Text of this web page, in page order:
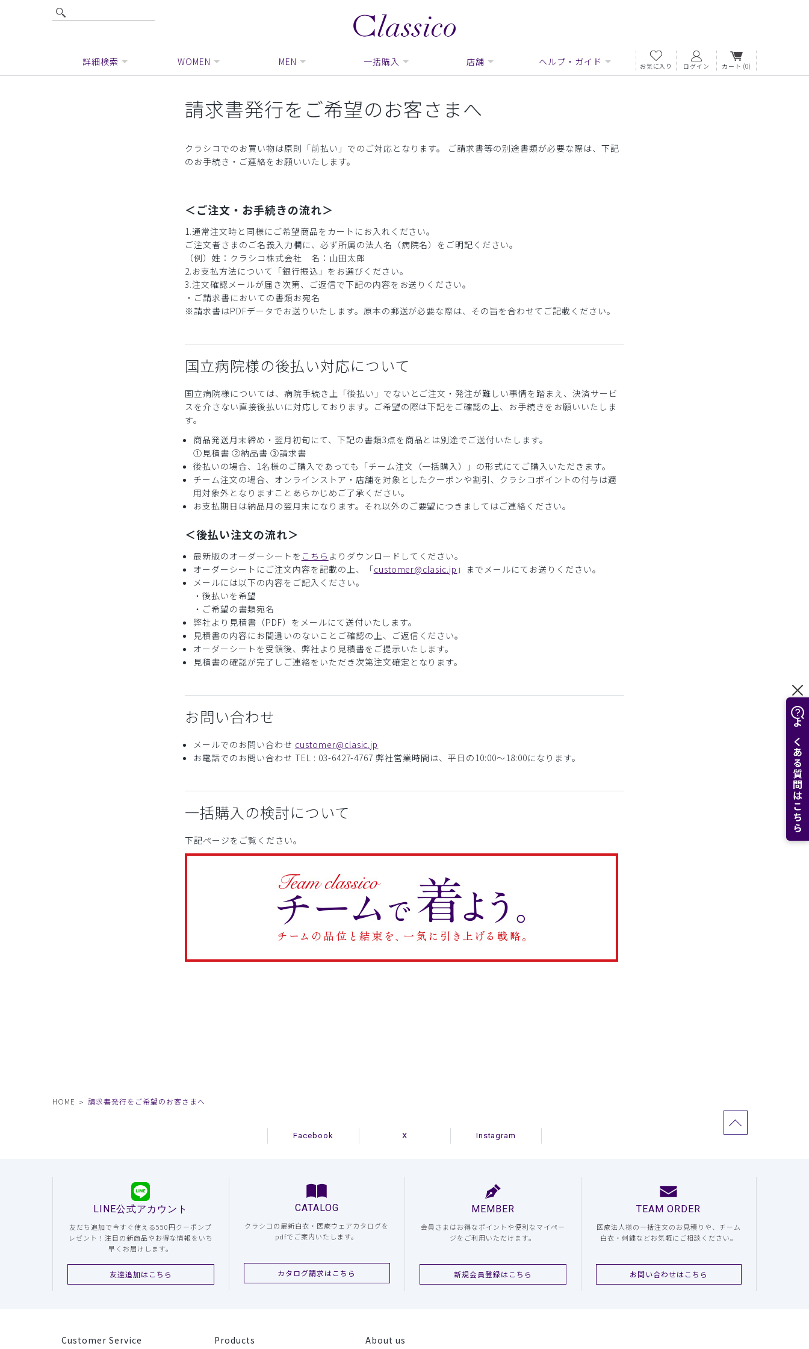
よくある質問はこちら
詳細検索 WOMEN MEN 一括購入 店舗 ヘルプ・ガイド お気に入り ログイン カート (0)
請求書発行をご希望のお客さまへ
クラシコでのお買い物は原則「前払い」でのご対応となります。 ご請求書等の別途書類が必要な際は、下記
のお手続き・ご連絡をお願いいたします。
＜ご注文・お手続きの流れ＞
1.通常注文時と同様にご希望商品をカートにお入れください。
ご注文者さまのご名義入力欄に、必ず所属の法人名（病院名）をご明記ください。
（例）姓：クラシコ株式会社 名：山田太郎
2.お支払方法について「銀行振込」をお選びください。
3.注文確認メールが届き次第、ご返信で下記の内容をお送りください。
・ご請求書においての書類お宛名
※請求書はPDFデータでお送りいたします。原本の郵送が必要な際は、その旨を合わせてご記載ください。
国立病院様の後払い対応について
国立病院様については、病院手続き上「後払い」でないとご注文・発注が難しい事情を踏まえ、決済サービ
スを介さない直接後払いに対応しております。ご希望の際は下記をご確認の上、お手続きをお願いいたしま
す。
商品発送月末締め・翌月初旬にて、下記の書類3点を商品とは別途でご送付いたします。
①見積書 ②納品書 ③請求書
後払いの場合、1名様のご購入であっても「チーム注文（一括購入）」の形式にてご購入いただきます。
チーム注文の場合、オンラインストア・店舗を対象としたクーポンや割引、クラシコポイントの付与は適
用対象外となりますことあらかじめご了承ください。
お支払期日は納品月の翌月末になります。それ以外のご要望につきましてはご連絡ください。
＜後払い注文の流れ＞
最新版のオーダーシートを こちら よりダウンロードしてください。
オーダーシートにご注文内容を記載の上、「customer@clasic.jp 」までメールにてお送りください。
メールには以下の内容をご記入ください。
・後払いを希望
・ご希望の書類宛名
弊社より見積書（PDF）をメールにて送付いたします。
見積書の内容にお間違いのないことご確認の上、ご返信ください。
オーダーシートを受領後、弊社より見積書をご提示いたします。
見積書の確認が完了しご連絡をいただき次第注文確定となります。
お問い合わせ
メールでのお問い合わせ customer@clasic.jp
お電話でのお問い合わせ TEL : 03-6427-4767 弊社営業時間は、平日の10:00～18:00になります。
一括購入の検討について
下記ページをご覧ください。
HOME 請求書発行をご希望のお客さまへ
Facebook X Instagram
LINE公式アカウント
友だち追加で今すぐ使える550円クーポンプ
レゼント！注目の新商品やお得な情報をいち
早くお届けします。
友達追加はこちら
CATALOG
クラシコの最新白衣・医療ウェアカタログを
pdfでご案内いたします。
カタログ請求はこちら
MEMBER
会員さまはお得なポイントや便利なマイペー
ジをご利用いただけます。
新規会員登録はこちら
TEAM ORDER
医療法人様の一括注文のお見積りや、チーム
白衣・刺繍などお気軽にご相談ください。
お問い合わせはこちら
Customer Service Products About us